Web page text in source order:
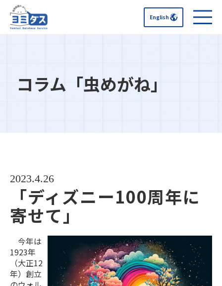
English
コラム「虫めがね」
2023.4.26
「ディズニー100周年に
寄せて」
今年は
1923年
（大正12
年）創立